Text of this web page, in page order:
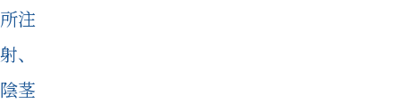
所注
射、
陰茎